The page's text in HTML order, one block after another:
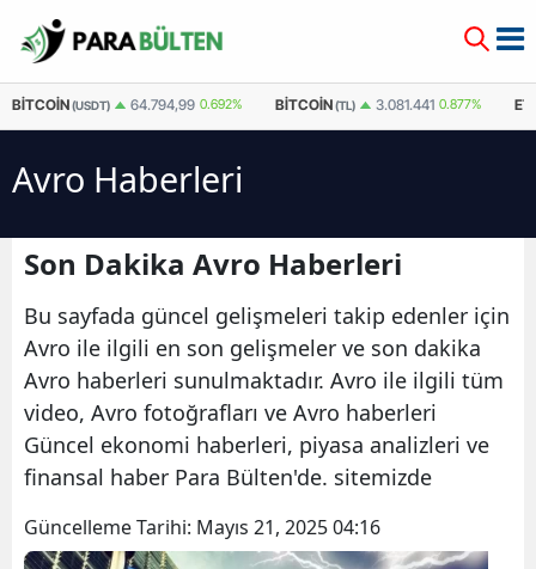
BITCOIN(USDT) 64.794,99 0.692% BITCOIN(TL) 3.081.441 0.877%
Avro Haberleri
Son Dakika Avro Haberleri
Bu sayfada güncel gelişmeleri takip edenler için
Avro ile ilgili en son gelişmeler ve son dakika
Avro haberleri sunulmaktadır. Avro ile ilgili tüm
video, Avro fotoğrafları ve Avro haberleri
Güncel ekonomi haberleri, piyasa analizleri ve
finansal haber Para Bülten'de. sitemizde
Güncelleme Tarihi: Mayıs 21, 2025 04:16